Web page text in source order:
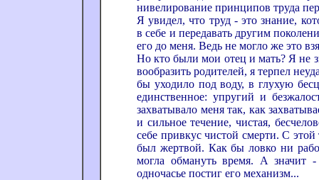
нивелирование принципов труда
Я увидел, что труд - это знание,
в себе и передавать другим
его до меня. Ведь не могло же это
Но кто были мои отец и мать? Я не
вообразить родителей, я терпел
бы уходило под воду, в глухую
единственное: упругий и
захватывало меня так, как
и сильное течение, чистая,
себе привкус чистой смерти. С этой
был жертвой. Как бы ловко ни
могла обмануть время. А значит
одночасье постиг его механизм...